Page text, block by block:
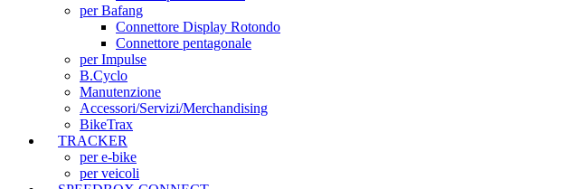
per Bafang
Connettore Display Rotondo
Connettore pentagonale
per Impulse
B.Cyclo
Manutenzione
Accessori/Servizi/Merchandising
BikeTrax
TRACKER
per e-bike
per veicoli